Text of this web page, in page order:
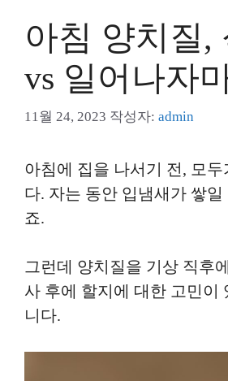
아침 양치질,
vs 일어나자
11월 24, 2023 작성자: admin
아침에 집을 나서기 전, 모두
다. 자는 동안 입냄새가 쌓일
죠.
그런데 양치질을 기상 직후
사 후에 할지에 대한 고민이
니다.